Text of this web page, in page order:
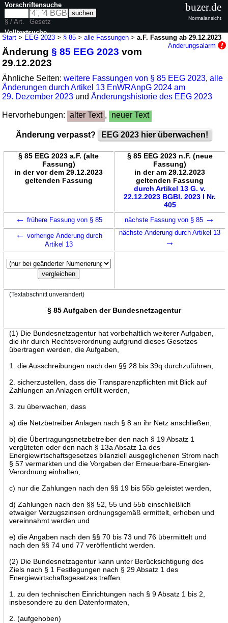
Start > EEG 2023 > § 85 >alle Fassungen >a.F. Fassung ab 29.12.2023
Änderungsalarm
Änderung§ 85 EEG 2023 vom
29.12.2023
Ähnliche Seiten:weitere Fassungen von § 85 EEG 2023,alle
Änderungen durch Artikel 13 EnWRAnpG 2024 am
29. Dezember 2023 undÄnderungshistorie des EEG 2023
Hervorhebungen: alter Text , neuer Text
Änderung verpasst? EEG 2023 hier überwachen!
§ 85 EEG 2023 a.F. (alte
Fassung)
in der vor dem 29.12.2023
geltenden Fassung
§ 85 EEG 2023 n.F. (neue
Fassung)
in der am 29.12.2023
geltenden Fassung
durch Artikel 13 G. v.
22.12.2023 BGBl. 2023 I Nr.
405
← frühere Fassung von § 85 nächste Fassung von § 85 →
← vorherige Änderung durch
Artikel 13
nächste Änderung durch Artikel 13
→
(Textabschnitt unverändert)
§ 85 Aufgaben der Bundesnetzagentur
(1) Die Bundesnetzagentur hat vorbehaltlich weiterer Aufgaben,
die ihr durch Rechtsverordnung aufgrund dieses Gesetzes
übertragen werden, die Aufgaben,
1. die Ausschreibungen nach den §§ 28 bis 39q durchzuführen,
2. sicherzustellen, dass die Transparenzpflichten mit Blick auf
Zahlungen an Anlagen erfüllt werden,
3. zu überwachen, dass
a) die Netzbetreiber Anlagen nach § 8 an ihr Netz anschließen,
b) die Übertragungsnetzbetreiber den nach § 19 Absatz 1
vergüteten oder den nach § 13a Absatz 1a des
Energiewirtschaftsgesetzes bilanziell ausgeglichenen Strom nach
§ 57 vermarkten und die Vorgaben der Erneuerbare-Energien-
Verordnung einhalten,
c) nur die Zahlungen nach den §§ 19 bis 55b geleistet werden,
d) Zahlungen nach den §§ 52, 55 und 55b einschließlich
etwaiger Verzugszinsen ordnungsgemäß ermittelt, erhoben und
vereinnahmt werden und
e) die Angaben nach den §§ 70 bis 73 und 76 übermittelt und
nach den §§ 74 und 77 veröffentlicht werden.
(2) Die Bundesnetzagentur kann unter Berücksichtigung des
Ziels nach § 1 Festlegungen nach § 29 Absatz 1 des
Energiewirtschaftsgesetzes treffen
1. zu den technischen Einrichtungen nach § 9 Absatz 1 bis 2,
insbesondere zu den Datenformaten,
2. (aufgehoben)
Vorschriftensuche
§ / Art.
Gesetz
Volltextsuche
nur in EEG 2023
buzer.de
Normalansicht